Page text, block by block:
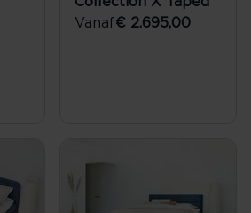
Vanaf€ 2.695,00